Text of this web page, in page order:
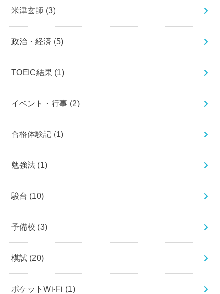
米津玄師 (3)
政治・経済 (5)
TOEIC結果 (1)
イベント・行事 (2)
合格体験記 (1)
勉強法 (1)
駿台 (10)
予備校 (3)
模試 (20)
ポケットWi-Fi (1)